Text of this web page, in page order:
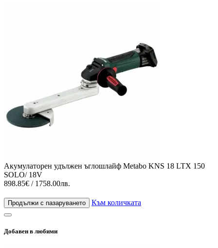
Акумулаторен удължен ъглошлайф Metabo KNS 18 LTX 150
SOLO/ 18V
898.85€ / 1758.00лв.
Продължи с пазаруването Към количката
Добавен в любими